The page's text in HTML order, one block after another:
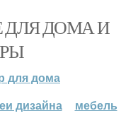
ДЛЯ ДОМА И
для дома
дизайна мебель